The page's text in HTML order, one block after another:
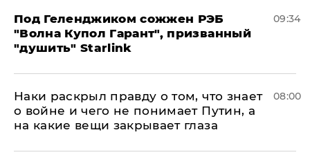
Под Геленджиком сожжен РЭБ
"Волна Купол Гарант", призванный
"душить" Starlink
09:34
Наки раскрыл правду о том, что знает
о войне и чего не понимает Путин, а
на какие вещи закрывает глаза
08:00